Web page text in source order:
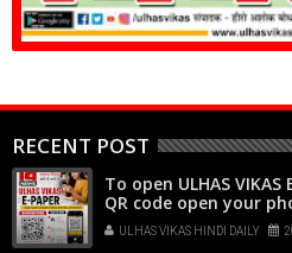
RECENT POST
To open ULHAS
QR code open your
Lens, point it at the
popup that appears
ULHAS VIKAS HINDI DAILY